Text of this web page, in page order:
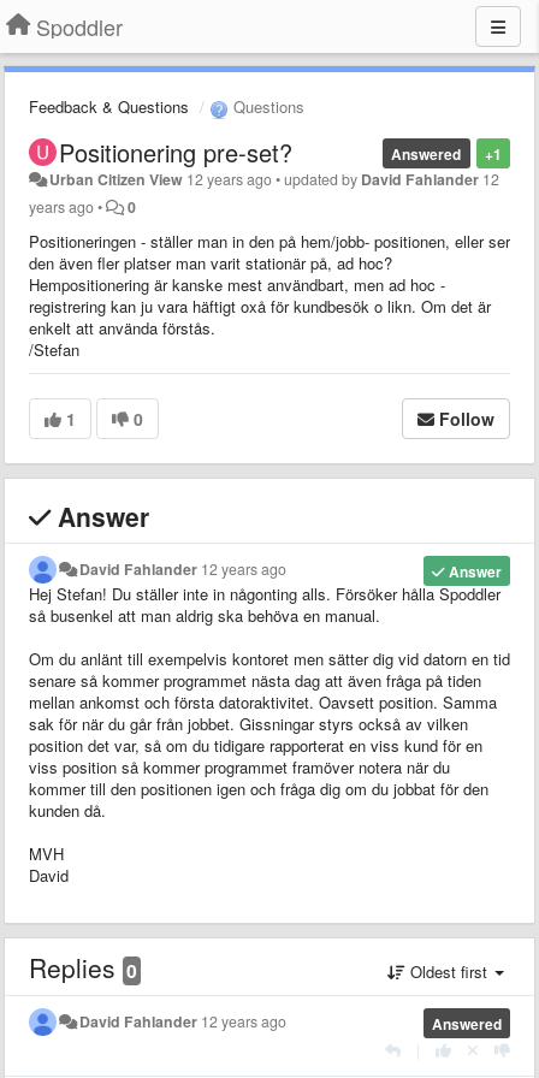
Spoddler
Feedback & Questions Questions
+1
Answered
Positionering pre-set?
Urban Citizen View 12 years ago•updated by David Fahlander 12
years ago• 0
Positioneringen - ställer man in den på hem/jobb- positionen, eller ser
den även fler platser man varit stationär på, ad hoc?
Hempositionering är kanske mest användbart, men ad hoc -
registrering kan ju vara häftigt oxå för kundbesök o likn. Om det är
enkelt att använda förstås.
/Stefan
1 0 Follow
Answer
Answer
David Fahlander 12 years ago
Hej Stefan! Du ställer inte in någonting alls. Försöker hålla Spoddler
så busenkel att man aldrig ska behöva en manual.
Om du anlänt till exempelvis kontoret men sätter dig vid datorn en tid
senare så kommer programmet nästa dag att även fråga på tiden
mellan ankomst och första datoraktivitet. Oavsett position. Samma
sak för när du går från jobbet. Gissningar styrs också av vilken
position det var, så om du tidigare rapporterat en viss kund för en
viss position så kommer programmet framöver notera när du
kommer till den positionen igen och fråga dig om du jobbat för den
kunden då.
MVH
David
Replies 0 Oldest first
Answered
David Fahlander 12 years ago